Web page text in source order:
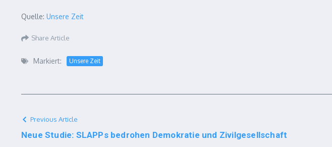
Quelle: Unsere Zeit
Share Article
Markiert: Unsere Zeit
Previous Article
Neue Studie: SLAPPs bedrohen Demokratie und Zivilgesellschaft